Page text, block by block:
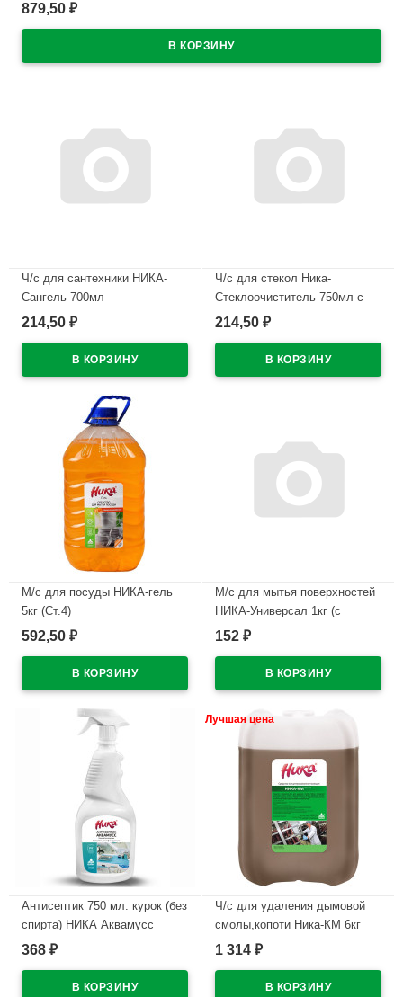
В наличии
879,50 ₽
Ч/с для сантехники НИКА-
Сангель 700мл
универсальный (Ст.12)
214,50 ₽
Ч/с для стекол Ника-
Стеклоочиститель 750мл с
курком
214,50 ₽
М/с для посуды НИКА-гель
5кг (Ст.4)
В наличии
592,50 ₽
М/с для мытья поверхностей
НИКА-Универсал 1кг (с
антибак. эффектом) (Ст.12)
152 ₽
Антисептик 750 мл. курок (без
спирта) НИКА Аквамусс
(Ст.15)
368 ₽
Лучшая цена
Ч/с для удаления дымовой
смолы,копоти Ника-КМ 6кг
высокощелочное (пенное)
1 314 ₽